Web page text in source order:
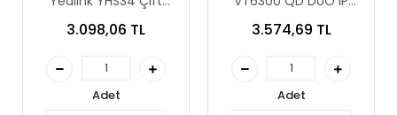
Ofis KulaklIğI
3.098,06 TL
Adet
KULAKLIĞI
3.574,69 TL
Adet